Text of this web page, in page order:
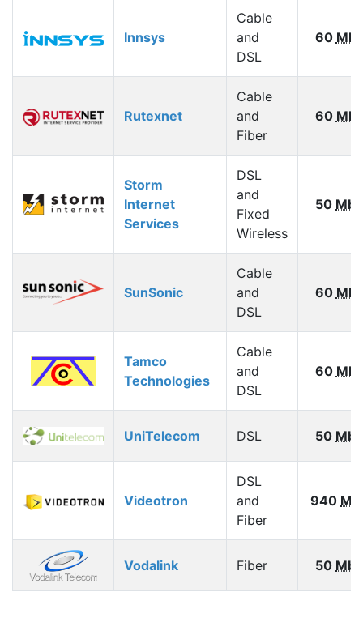
Innsys
Cable
and
DSL
60
Rutexnet
Cable
and
Fiber
60
Storm
Internet
Services
DSL
and
Fixed
Wireless
50
SunSonic
Cable
and
DSL
60
Tamco
Technologies
Cable
and
DSL
60
UniTelecom DSL 50
Videotron
DSL
and
Fiber
940
Vodalink Fiber 50